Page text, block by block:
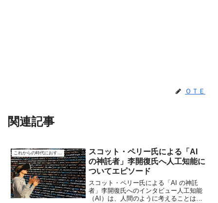
ＯＴＥ
関連記事
スコット・ペリー氏による「AI
の神託者」李開復氏へ人工知能に
ついてエピソード
スコット・ペリー氏による「AI の神託
者」李開復氏へのインタビュー人工知能
（AI）は、人間のように考えることはま